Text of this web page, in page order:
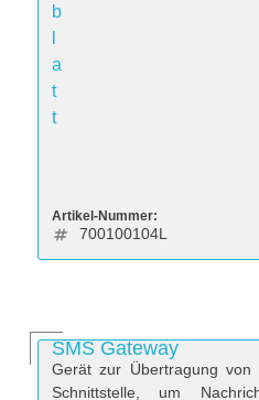
b
a
t
t
Artikel-Nummer:
700100104L
SMS Gateway
Gerät zur Übertragung von
Schnittstelle, um